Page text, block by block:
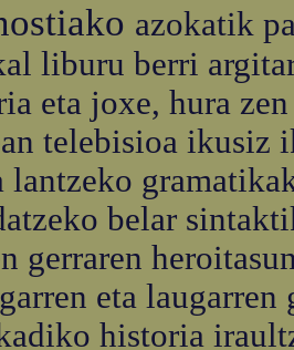
azokatik
liburu berri
eta joxe, hura
telebisioa ikusiz
lantzeko
belar
gerraren
eta
historia